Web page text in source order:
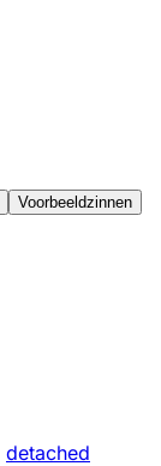
Voorbeeldzinnen
detached